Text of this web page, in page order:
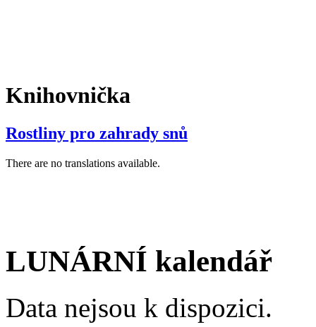
Knihovnička
Rostliny pro zahrady snů
There are no translations available.
LUNÁRNÍ kalendář
Data nejsou k dispozici.